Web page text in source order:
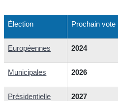
Élection Prochain vote
Européennes 2024
Municipales 2026
Présidentielle 2027